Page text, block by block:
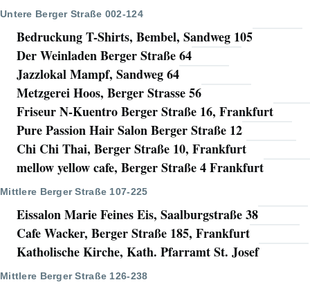
Untere Berger Straße 002-124
Bedruckung T-Shirts, Bembel, Sandweg 105
Der Weinladen Berger Straße 64
Jazzlokal Mampf, Sandweg 64
Metzgerei Hoos, Berger Strasse 56
Friseur N-Kuentro Berger Straße 16, Frankfurt
Pure Passion Hair Salon Berger Straße 12
Chi Chi Thai, Berger Straße 10, Frankfurt
mellow yellow cafe, Berger Straße 4 Frankfurt
Mittlere Berger Straße 107-225
Eissalon Marie Feines Eis, Saalburgstraße 38
Cafe Wacker, Berger Straße 185, Frankfurt
Katholische Kirche, Kath. Pfarramt St. Josef
Mittlere Berger Straße 126-238